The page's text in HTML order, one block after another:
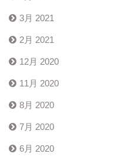
3月 2021
2月 2021
12月 2020
11月 2020
8月 2020
7月 2020
6月 2020